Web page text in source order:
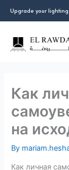
Upgrade your
Как
на
By
Как личная